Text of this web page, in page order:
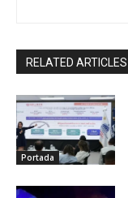
RELATED ARTICLES
Portada